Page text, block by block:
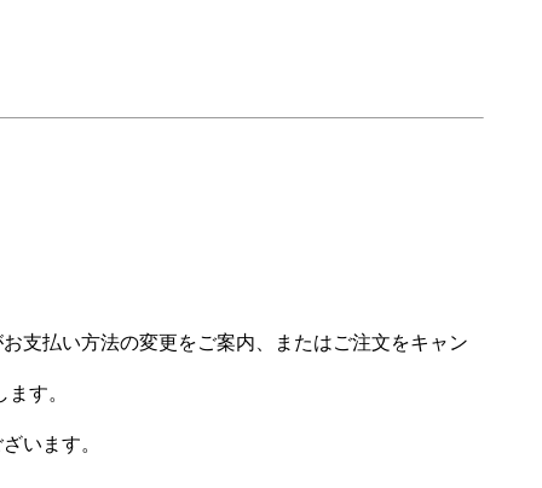
支払い方法の変更をご案内、またはご注文をキャン
す。
います。